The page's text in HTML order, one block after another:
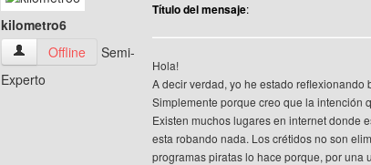
kilometro6
kilometro6 Ver perfil del usuario
Offline
Semi-
Experto
Título del mensaje:
Hola!
A decir verdad, yo he estado
Simplemente porque creo que la intención
Existen muchos lugares en internet donde
esta robando nada. Los crétidos no son
programas piratas lo hace porque, por una